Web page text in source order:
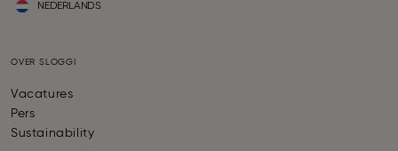
NEDERLANDS
OVER SLOGGI
Vacatures
Pers
Sustainability